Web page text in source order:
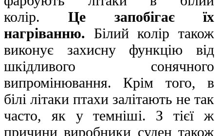
колір.
Це запобігає їх
нагріванню.
Білий колір також
виконує захисну функцію від
шкідливого сонячного
випромінювання. Крім того, в
білі літаки птахи залітають не так
часто, як у темніші. З тієї ж
причини виробники суден також